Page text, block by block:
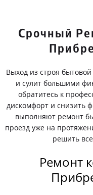
Срочный
Выход из строя
и сулит большими
обратитесь к
дискомфорт и снизить
выполняют ремонт
проезд уже на
решить
Ремонт